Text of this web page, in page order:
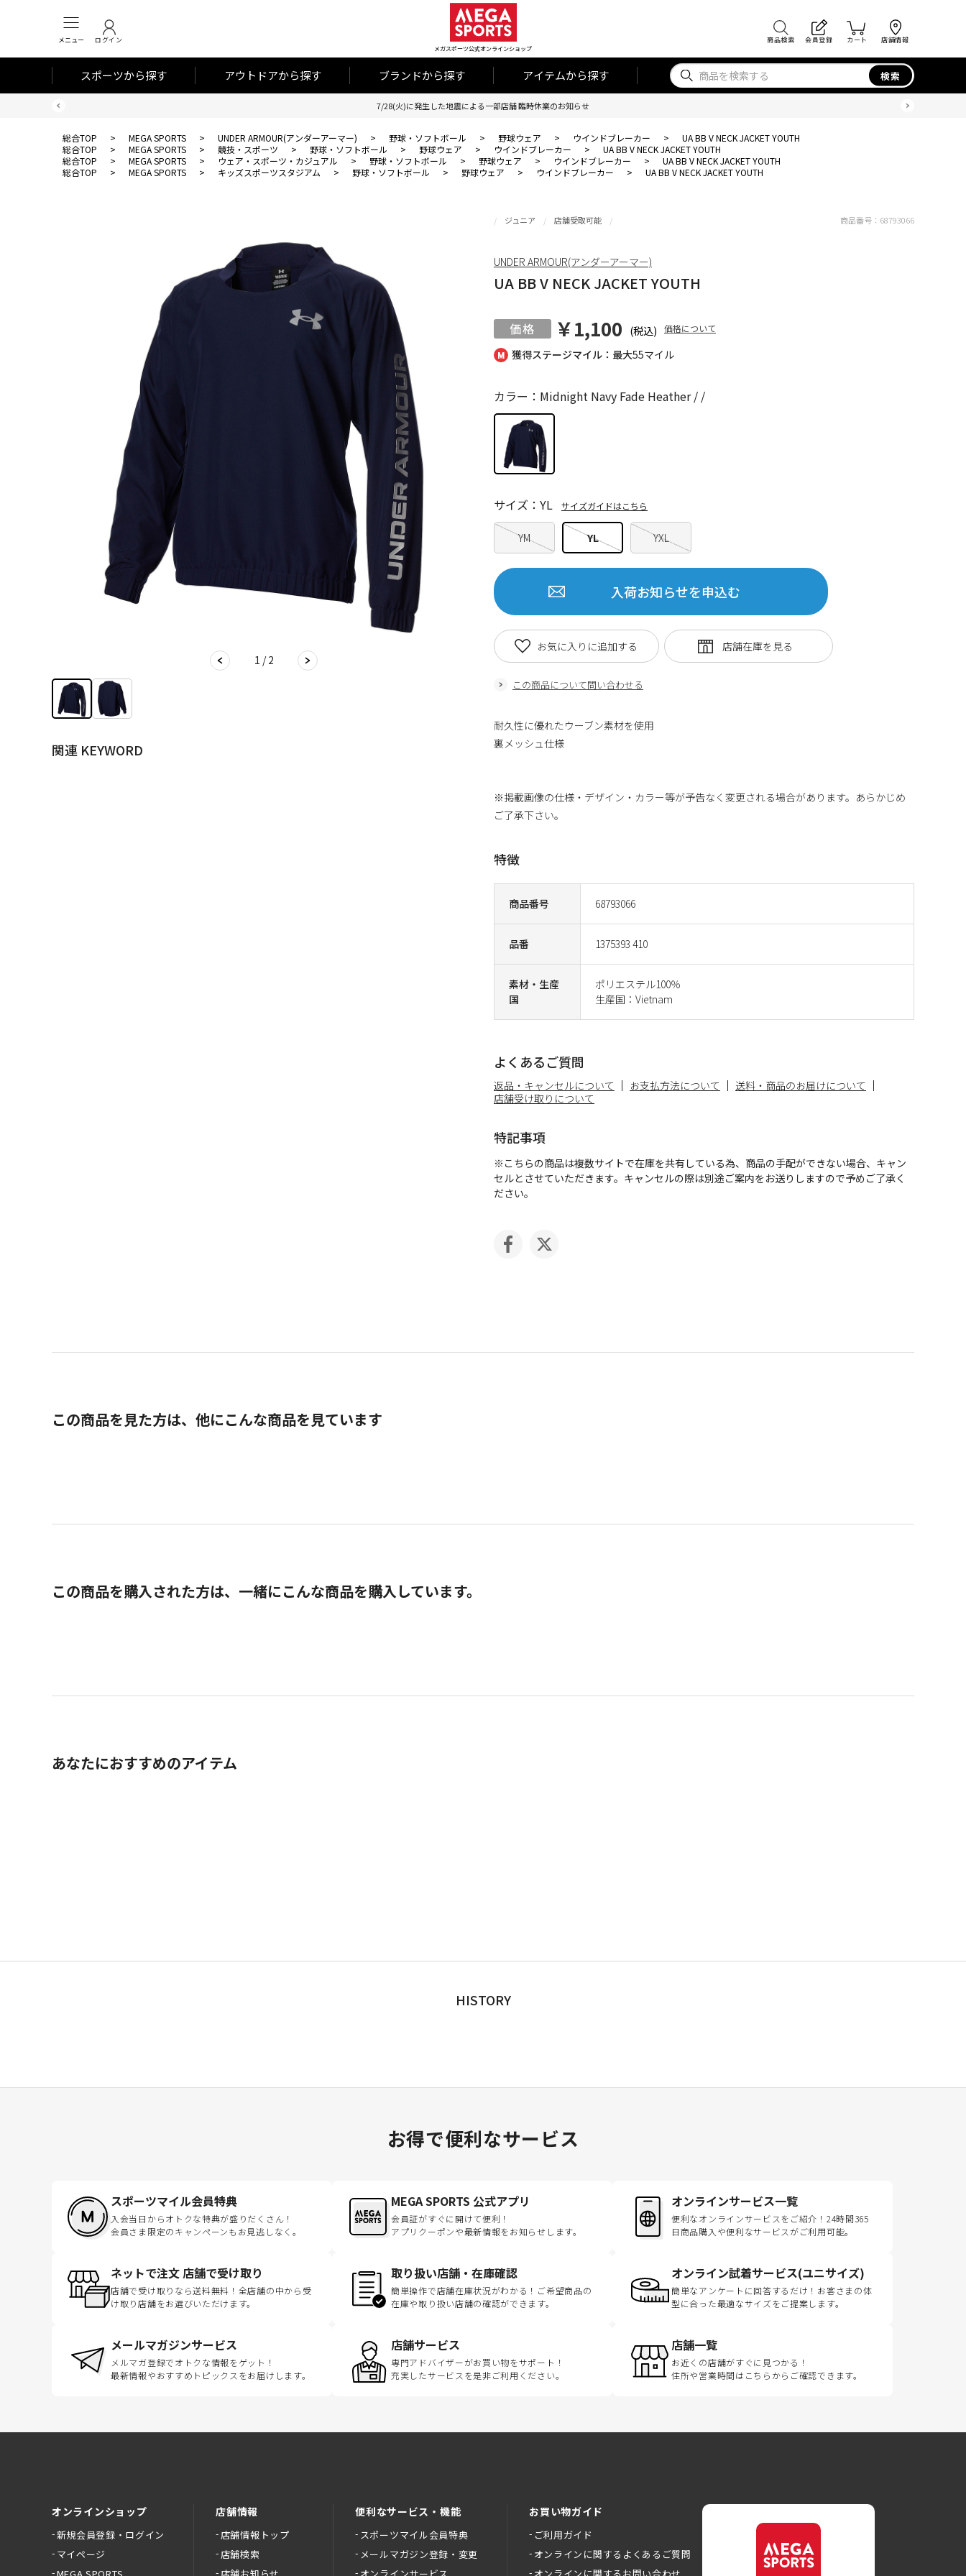
メニュー ログイン
メガスポーツ公式オンラインショップ
商品検索 会員登録 カート 店舗情報
スポーツから探す アウトドアから探す ブランドから探す アイテムから探す 検索
7/28(火)に発生した地震による一部店舗 臨時休業のお知らせ
総合TOP > MEGA SPORTS > UNDER ARMOUR(アンダーアーマー) > 野球・ソフトボール > 野球ウェア > ウインドブレーカー >
UA BB V NECK JACKET YOUTH
総合TOP
> MEGA SPORTS > 競技・スポーツ > 野球・ソフトボール > 野球ウェア > ウインドブレーカー >
UA BB V NECK JACKET YOUTH
総合TOP
> MEGA SPORTS > ウェア・スポーツ・カジュアル > 野球・ソフトボール > 野球ウェア > ウインドブレーカー >
UA BB V NECK JACKET YOUTH
総合TOP
> MEGA SPORTS > キッズスポーツスタジアム > 野球・ソフトボール > 野球ウェア > ウインドブレーカー > UA BB V NECK JACKET YOUTH
1 / 2
関連 KEYWORD
獲得ステージマイル：最大55マイル
ジュニア 店舗受取可能
UA BB V NECK JACKET YOUTH
￥1,100 (税込) 価格について
商品番号 68793066
品番 1375393 410
素材・生産
国
ポリエステル100％
生産国：Vietnam
カラー：Midnight Navy Fade Heather / /
YM YL YXL
サイズ：YL サイズガイドはこちら
入荷お知らせを申込む
この商品について問い合わせる
お気に入りに追加する
商品番号： 68793066
UNDER ARMOUR(アンダーアーマー)
耐久性に優れたウーブン素材を使用
裏メッシュ仕様
※掲載画像の仕様・デザイン・カラー等が予告なく変更される場合があります。あらかじめ
ご了承下さい。
特徴
よくあるご質問
返品・キャンセルについて お支払方法について
送料・商品のお届けについて
店舗受け取りについて
特記事項
※こちらの商品は複数サイトで在庫を共有している為、商品の手配ができない場合、キャン
セルとさせていただきます。キャンセルの際は別途ご案内をお送りしますので予めご了承く
ださい。
この商品を見た方は、他にこんな商品を見ています
この商品を購入された方は、一緒にこんな商品を購入しています。
あなたにおすすめのアイテム
HISTORY
お得で便利なサービス
スポーツマイル会員特典
入会当日からオトクな特典が盛りだくさん！
会員さま限定のキャンペーンもお見逃しなく。
MEGA SPORTS 公式アプリ
会員証がすぐに開けて便利！
アプリクーポンや最新情報をお知らせします。
オンラインサービス一覧
便利なオンラインサービスをご紹介！24時間365
日商品購入や便利なサービスがご利用可能。
ネットで注文 店舗で受け取り
店舗で受け取りなら送料無料！全店舗の中から受
け取り店舗をお選びいただけます。
取り扱い店舗・在庫確認
簡単操作で店舗在庫状況がわかる！ご希望商品の
在庫や取り扱い店舗の確認ができます。
オンライン試着サービス(ユニサイズ)
簡単なアンケートに回答するだけ！お客さまの体
型に合った最適なサイズをご提案します。
メールマガジンサービス
メルマガ登録でオトクな情報をゲット！
最新情報やおすすめトピックスをお届けします。
店舗サービス
専門アドバイザーがお買い物をサポート！
充実したサービスを是非ご利用ください。
店舗一覧
お近くの店舗がすぐに見つかる！
住所や営業時間はこちらからご確認できます。
オンラインショップ
新規会員登録・ログイン
マイページ
店舗情報
店舗情報トップ
店舗検索
便利なサービス・機能
スポーツマイル会員特典
メールマガジン登録・変更
お買い物ガイド
ご利用ガイド
オンラインに関するよくあるご質問